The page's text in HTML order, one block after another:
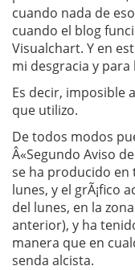
cuando nada de
cuando el blog
Visualchart. Y en
mi desgracia y
Es decir, imposible
que utilizo.
De todos modos
Â«Segundo Aviso
se ha producido en
lunes, y el grÃ¡fico
del lunes, en la
anterior), y ha
manera que en
senda alcista.